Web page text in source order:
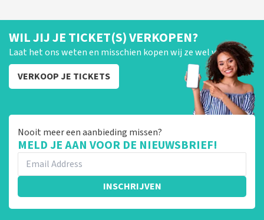
WIL JIJ JE TICKET(S) VERKOPEN?
Laat het ons weten en misschien kopen wij ze wel van je!
VERKOOP JE TICKETS
Nooit meer een aanbieding missen?
MELD JE AAN VOOR DE NIEUWSBRIEF!
INSCHRIJVEN